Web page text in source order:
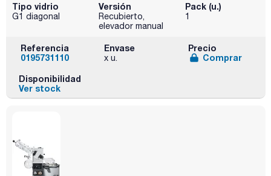
Tipo vidrio
G1 diagonal
Versión
Recubierto,
elevador manual
Pack (u.)
1
Referencia
0195731110
Envase
x u.
Precio
Comprar
Disponibilidad
Ver stock